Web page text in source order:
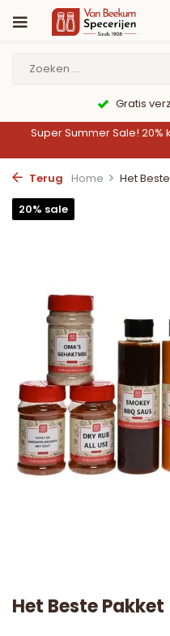
Gratis
Super Summer Sale!
Terug
Home
Het
20% sale
Het Beste Pakket